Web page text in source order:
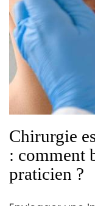
Chirurgie
: comment
praticien ?